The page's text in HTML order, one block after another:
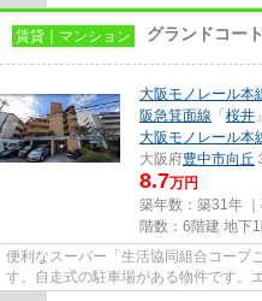
賃貸｜マンション グランドコー
大阪モノレール本
阪急箕面線 「 桜井
大阪モノレール本
大阪府豊中市向丘
8.7万円
築年数：築31年 ｜
階数：6階建 地下
便利なスーパー「生活協同組合コープ
す。自走式の駐車場がある物件です。